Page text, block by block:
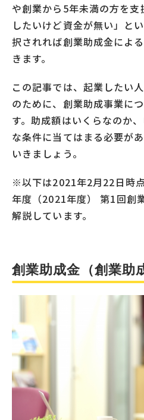
や創業から5年未満の方を
したいけど資金が無い」と
択されれば創業助成金によ
きます。
この記事では、起業したい
のために、創業助成事業に
す。助成額はいくらなのか
な条件に当てはまる必要が
いきましょう。
※以下は2021年2月22日時
年度（2021年度） 第1回創
解説しています。
創業助成金（創業助